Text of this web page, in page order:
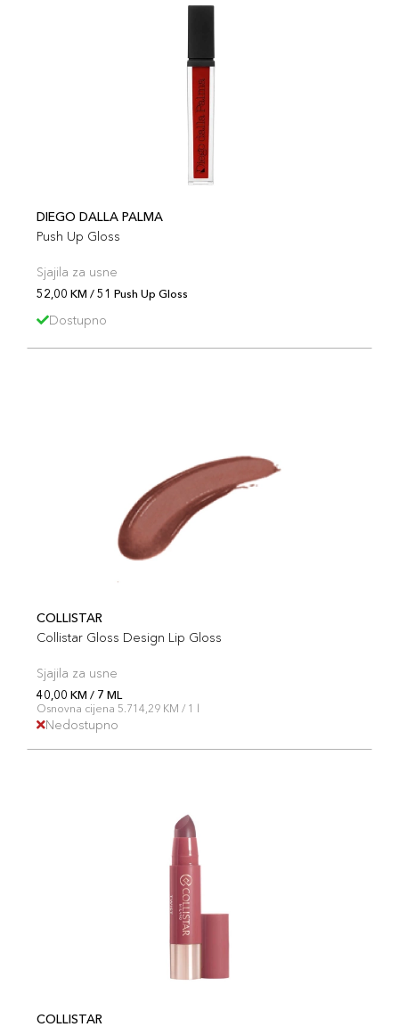
DIEGO DALLA PALMA
Push Up Gloss
Sjajila za usne
52,00 KM / 51 Push Up Gloss
Dostupno
COLLISTAR
Collistar Gloss Design Lip Gloss
Sjajila za usne
40,00 KM / 7 ML
Osnovna cijena 5.714,29 KM / 1 l
Nedostupno
COLLISTAR